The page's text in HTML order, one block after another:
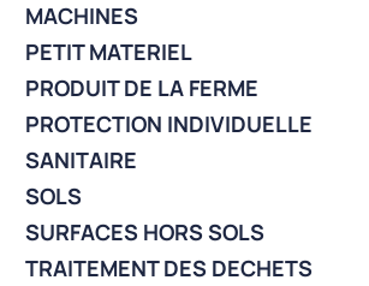
MACHINES
PETIT MATERIEL
PRODUIT DE LA FERME
PROTECTION INDIVIDUELLE
SANITAIRE
SOLS
SURFACES HORS SOLS
TRAITEMENT DES DECHETS